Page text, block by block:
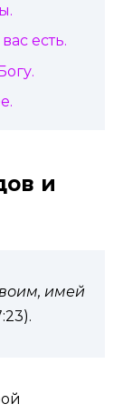
есть.
и
имей